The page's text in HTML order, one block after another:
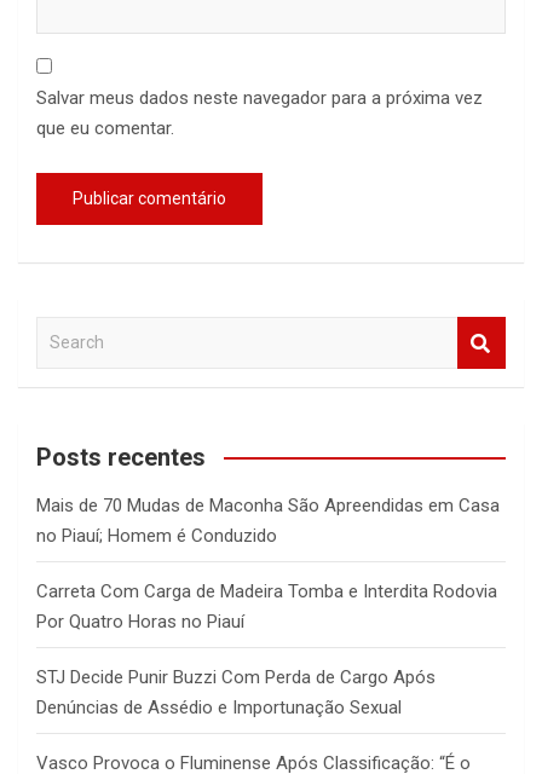
Salvar meus dados neste navegador para a próxima vez
que eu comentar.
a
c
Posts recentes
Mais de 70 Mudas de Maconha São Apreendidas em Casa
no Piauí; Homem é Conduzido
Carreta Com Carga de Madeira Tomba e Interdita Rodovia
Por Quatro Horas no Piauí
STJ Decide Punir Buzzi Com Perda de Cargo Após
Denúncias de Assédio e Importunação Sexual
Vasco Provoca o Fluminense Após Classificação: “É o